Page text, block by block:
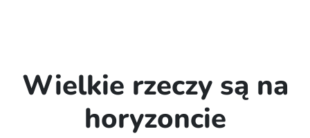
Wielkie rzeczy są na
horyzoncie